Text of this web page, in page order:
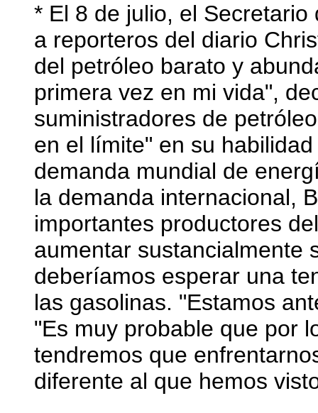
* El 8 de julio, el
a reporteros del diario
del petróleo barato y
primera vez en mi vida",
suministradores de
en el límite" en su
demanda mundial de
la demanda internacional,
importantes productores
aumentar sustancialmente
deberíamos esperar una
las gasolinas. "Estamos
"Es muy probable que por
tendremos que
diferente al que hemos